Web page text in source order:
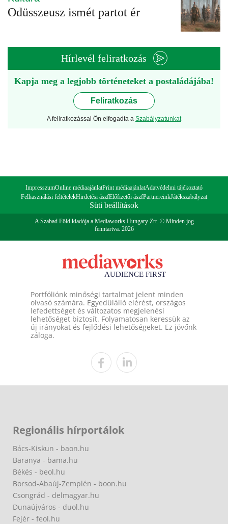
Odüsszeusz ismét partot ér
Hírlevél feliratkozás
Kapja meg a legjobb történeteket a postaládájába!
Feliratkozás
A feliratkozással Ön elfogadta a Szabályzatunkat
ImpresszumOnline médiaajánlatPrint médiaajánlatAdatvédelmi tájékoztató
Felhasználási feltételekHirdetési ászfElőfizetői ászfPartnereinkJátékszabályzat
Süti beállítások
A Szabad Föld kiadója a Mediaworks Hungary Zrt. © Minden jog
fenntartva. 2026
Portfóliónk minőségi tartalmat jelent minden
olvasó számára. Egyedülálló elérést, országos
lefedettséget és változatos megjelenési
lehetőséget biztosít. Folyamatosan keressük az
új irányokat és fejlődési lehetőségeket. Ez jövőnk
záloga.
Regionális hírportálok
Bács-Kiskun - baon.hu
Baranya - bama.hu
Békés - beol.hu
Borsod-Abaúj-Zemplén - boon.hu
Csongrád - delmagyar.hu
Dunaújváros - duol.hu
Fejér - feol.hu